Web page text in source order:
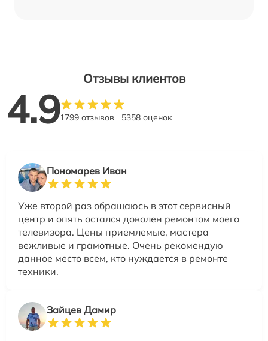
Отзывы клиентов
4.91799 отзывов 5358 оценок
Пономарев Иван
Уже второй раз обращаюсь в этот сервисный
центр и опять остался доволен ремонтом моего
телевизора. Цены приемлемые, мастера
вежливые и грамотные. Очень рекомендую
данное место всем, кто нуждается в ремонте
техники.
Зайцев Дамир